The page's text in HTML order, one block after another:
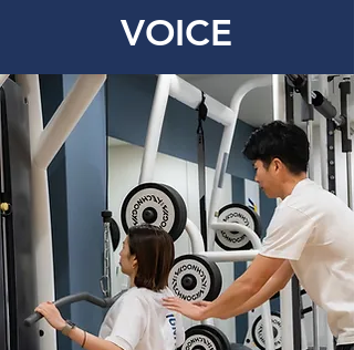
VOICE